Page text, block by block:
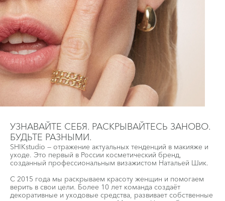
УЗНАВАЙТЕ СЕБЯ. РАСКРЫВАЙТЕСЬ ЗАНОВО.
БУДЬТЕ РАЗНЫМИ.
SHIKstudio — отражение актуальных тенденций в макияже и
уходе. Это первый в России косметический бренд,
созданный профессиональным визажистом Натальей Шик.
С 2015 года мы раскрываем красоту женщин и помогаем
верить в свои цели. Более 10 лет команда создаёт
декоративные и уходовые средства, развивает собственные